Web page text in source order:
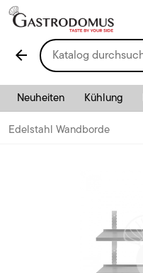
arrow_back
Neuheiten Kühlung
Edelstahl Wandborde